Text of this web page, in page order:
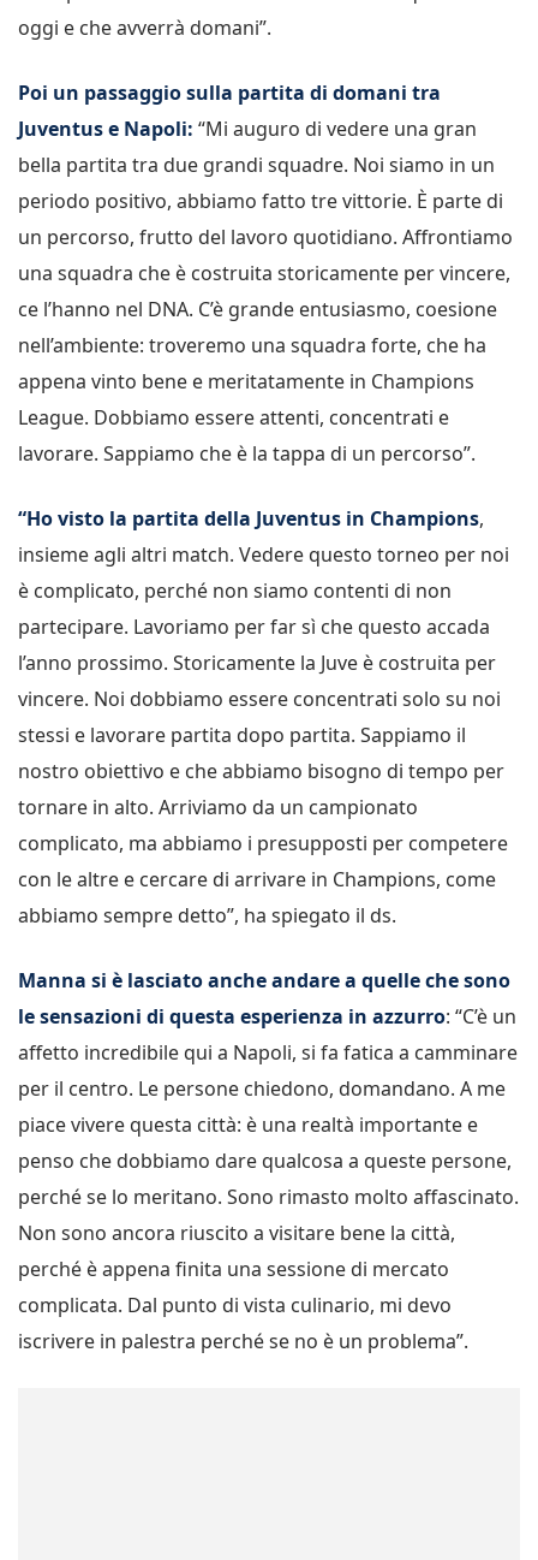
oggi e che avverrà domani”.
Poi un passaggio sulla partita di domani tra
Juventus e Napoli: “Mi auguro di vedere una gran
bella partita tra due grandi squadre. Noi siamo in un
periodo positivo, abbiamo fatto tre vittorie. È parte di
un percorso, frutto del lavoro quotidiano. Affrontiamo
una squadra che è costruita storicamente per vincere,
ce l’hanno nel DNA. C’è grande entusiasmo, coesione
nell’ambiente: troveremo una squadra forte, che ha
appena vinto bene e meritatamente in Champions
League. Dobbiamo essere attenti, concentrati e
lavorare. Sappiamo che è la tappa di un percorso”.
“Ho visto la partita della Juventus in Champions,
insieme agli altri match. Vedere questo torneo per noi
è complicato, perché non siamo contenti di non
partecipare. Lavoriamo per far sì che questo accada
l’anno prossimo. Storicamente la Juve è costruita per
vincere. Noi dobbiamo essere concentrati solo su noi
stessi e lavorare partita dopo partita. Sappiamo il
nostro obiettivo e che abbiamo bisogno di tempo per
tornare in alto. Arriviamo da un campionato
complicato, ma abbiamo i presupposti per competere
con le altre e cercare di arrivare in Champions, come
abbiamo sempre detto”, ha spiegato il ds.
Manna si è lasciato anche andare a quelle che sono
le sensazioni di questa esperienza in azzurro: “C’è un
affetto incredibile qui a Napoli, si fa fatica a camminare
per il centro. Le persone chiedono, domandano. A me
piace vivere questa città: è una realtà importante e
penso che dobbiamo dare qualcosa a queste persone,
perché se lo meritano. Sono rimasto molto affascinato.
Non sono ancora riuscito a visitare bene la città,
perché è appena finita una sessione di mercato
complicata. Dal punto di vista culinario, mi devo
iscrivere in palestra perché se no è un problema”.